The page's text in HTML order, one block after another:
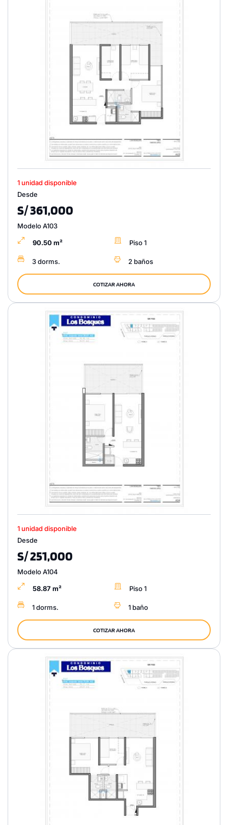
1 unidad disponible
Desde
S/ 361,000
Modelo A103
90.50 m² Piso 1
3 dorms. 2 baños
COTIZAR AHORA
1 unidad disponible
Desde
S/ 251,000
Modelo A104
58.87 m² Piso 1
1 dorms. 1 baño
COTIZAR AHORA